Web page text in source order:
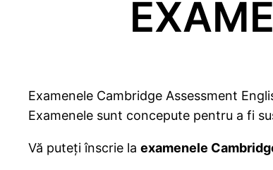
Examenele Cambridge Assessment
Examenele sunt concepute pentru a fi
Vă puteți înscrie la examenele